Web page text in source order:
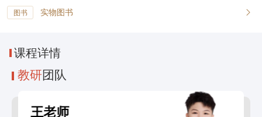
图书 实物图书
课程详情
教研团队
王老师